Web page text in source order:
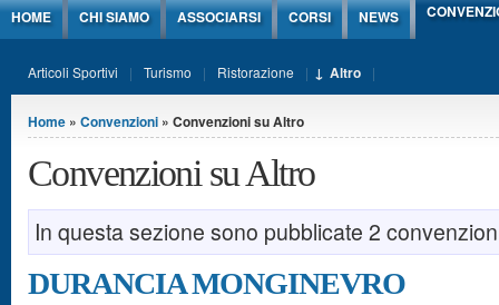
HOME CHI SIAMO ASSOCIARSI CORSI NEWS
Articoli Sportivi Turismo Ristorazione Altro
Tu sei qui
Home » Convenzioni » Convenzioni su Altro
Convenzioni su Altro
In questa sezione sono pubblicate 2
DURANCIA MONGINEVRO